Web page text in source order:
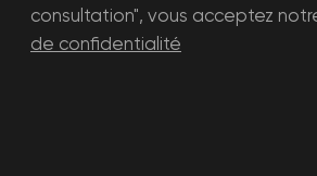
WED-FRI 16:00 - 21:00
SAT-SUN 11:00 - 21:00